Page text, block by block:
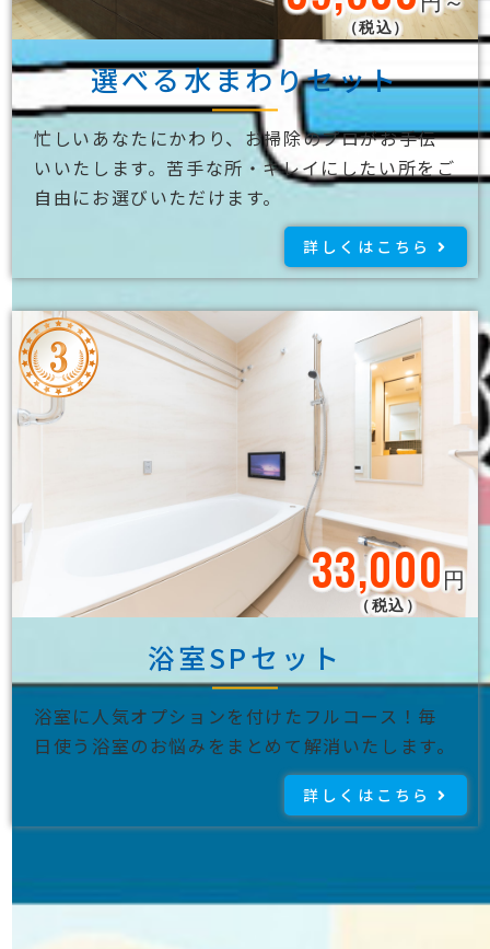
（税込）
選べる水まわりセット
忙しいあなたにかわり、お掃除のプロがお手伝
いいたします。苦手な所・キレイにしたい所をご
自由にお選びいただけます。
詳しくはこちら
33,000円
（税込）
浴室SPセット
浴室に人気オプションを付けたフルコース！毎
日使う浴室のお悩みをまとめて解消いたします。
詳しくはこちら